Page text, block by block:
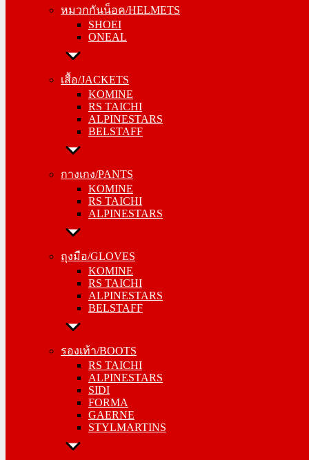
หมวกกันน็อค/HELMETS
SHOEI
ONEAL
เสื้อ/JACKETS
KOMINE
RS TAICHI
ALPINESTARS
BELSTAFF
กางเกง/PANTS
KOMINE
RS TAICHI
ALPINESTARS
ถุงมือ/GLOVES
KOMINE
RS TAICHI
ALPINESTARS
BELSTAFF
รองเท้า/BOOTS
RS TAICHI
ALPINESTARS
SIDI
FORMA
GAERNE
STYLMARTINS
ONEAL
เสื้อ/JACKETS
RS TAICHI
ALPINESTARS
BELSTAFF
กางเกง/PANTS
RS TAICHI
ALPINESTARS
ถุงมือ/GLOVES
RS TAICHI
ALPINESTARS
BELSTAFF
รองเท้า/BOOTS
ALPINESTARS
SIDI
FORMA
GAERNE
STYLMARTINS